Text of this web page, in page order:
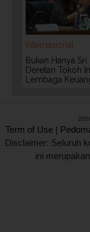
Internasional
Bukan Hanya Sri
Deretan Tokoh
Lembaga
Term of Use |
Disclaimer: Seluruh
ini